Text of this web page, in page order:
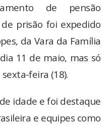
de pensão
prisão foi expedido
da Vara da Família
11 de maio, mas só
feira (18).
idade e foi destaque
e equipes como